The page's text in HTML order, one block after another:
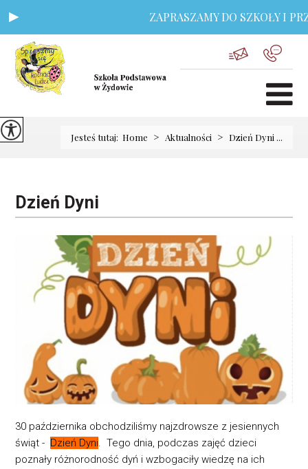
ZAPRASZAMY DO SZKOŁY I
Jesteś tutaj: Home > Aktualności > Dzień Dyni ...
Dzień Dyni
30 października obchodziliśmy najzdrowsze z jesiennych
świąt - Dzień Dyni. Tego dnia, podczas zajęć dzieci
poznały różnorodność dyń i wzbogaciły wiedzę na ich